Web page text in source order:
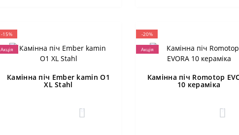
-15%
Акція
Камінна піч Ember kamin O1
XL Stahl
0
-20%
Акція
Камінна піч Romotop
10 кераміка
1